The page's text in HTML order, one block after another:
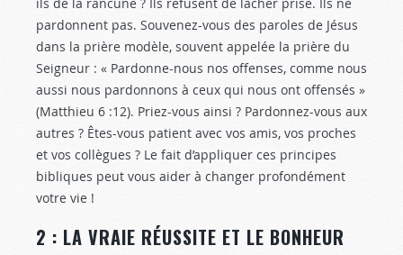
pardonnent pas. Souvenez-vous des paroles de Jésus
dans la prière modèle, souvent appelée la prière du
Seigneur : « Pardonne-nous nos offenses, comme nous
aussi nous pardonnons à ceux qui nous ont offensés »
(Matthieu 6 :12). Priez-vous ainsi ? Pardonnez-vous aux
autres ? Êtes-vous patient avec vos amis, vos proches
et vos collègues ? Le fait d’appliquer ces principes
bibliques peut vous aider à changer profondément
votre vie !
2 : LA VRAIE RÉUSSITE ET LE BONHEUR